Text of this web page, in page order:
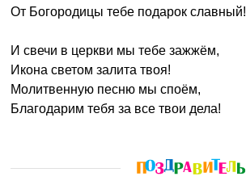
От Богородицы тебе подарок славный!
И свечи в церкви мы тебе зажжём,
Икона светом залита твоя!
Молитвенную песню мы споём,
Благодарим тебя за все твои дела!